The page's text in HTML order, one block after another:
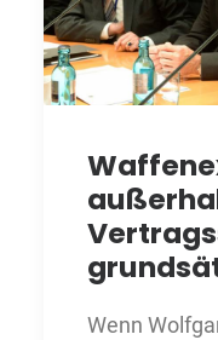
Wenn